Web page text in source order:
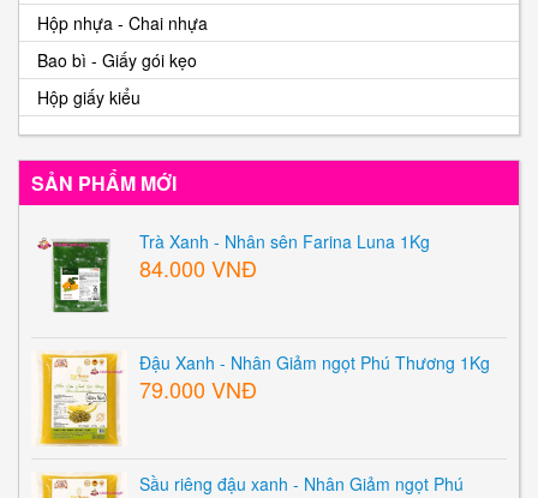
Hộp nhựa - Chai nhựa
Bao bì - Giấy gói kẹo
Hộp giấy kiểu
SẢN PHẨM MỚI
Trà Xanh - Nhân sên Farina Luna 1Kg
84.000 VNĐ
Đậu Xanh - Nhân Giảm ngọt Phú Thương 1Kg
79.000 VNĐ
Sầu riêng đậu xanh - Nhân Giảm ngọt Phú